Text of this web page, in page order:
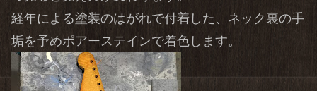
経年による塗装のはがれで付着した、ネック裏の手
垢を予めポアーステインで着色します。